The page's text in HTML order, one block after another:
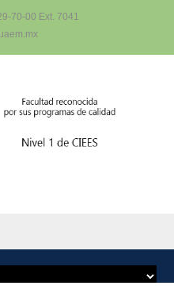
70-00 Ext. 7041